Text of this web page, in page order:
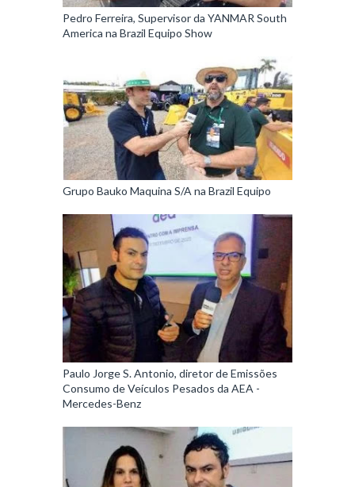
Pedro Ferreira, Supervisor da YANMAR South
America na Brazil Equipo Show
Grupo Bauko Maquina S/A na Brazil Equipo
Paulo Jorge S. Antonio, diretor de Emissões
Consumo de Veículos Pesados da AEA -
Mercedes-Benz